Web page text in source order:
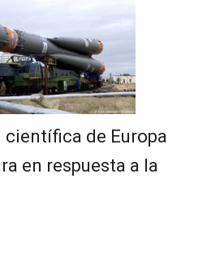
científica de Europa
en respuesta a la